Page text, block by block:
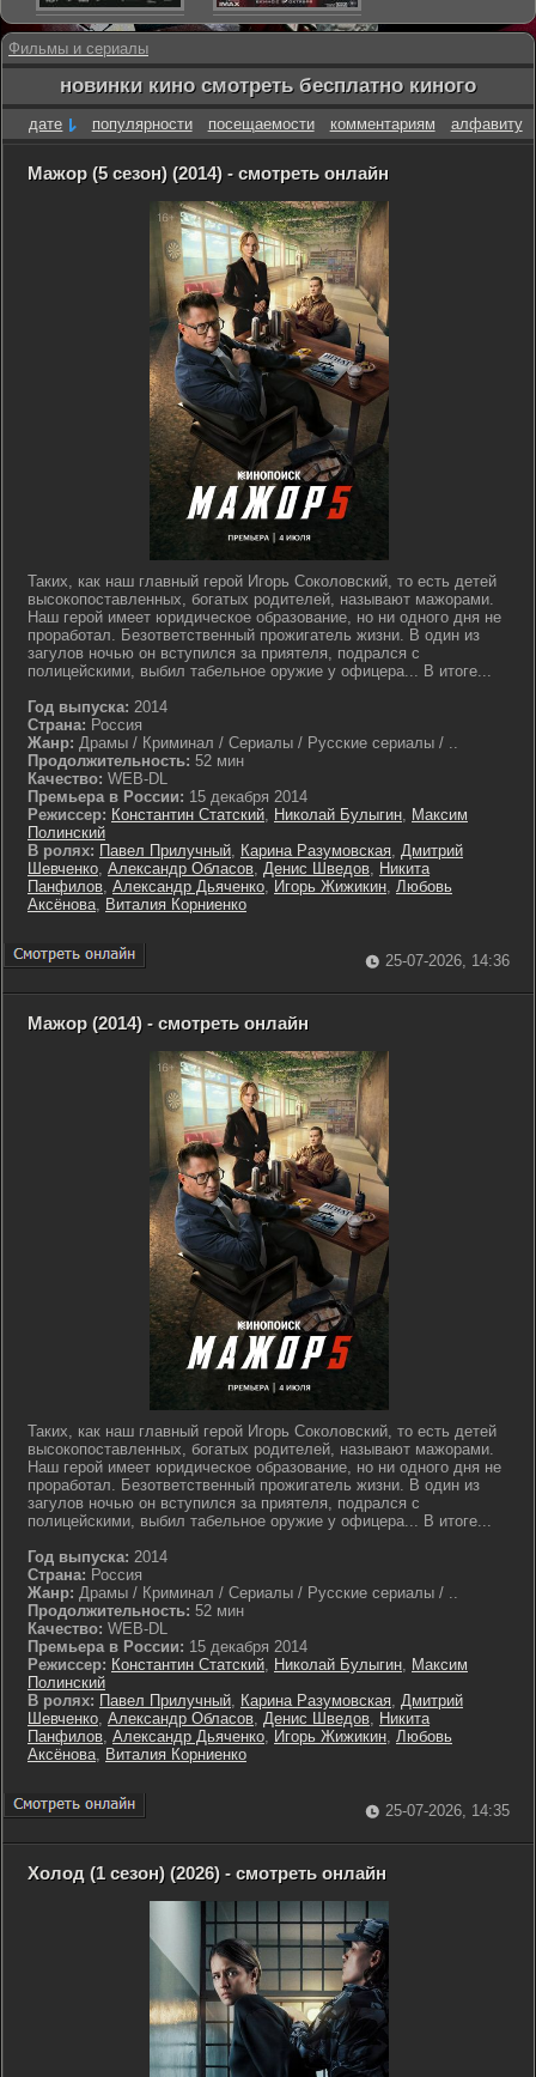
Фильмы и сериалы
новинки кино смотреть бесплатно киного
дате популярности посещаемости комментариям алфавиту
Мажор (5 сезон) (2014) - смотреть онлайн
Таких, как наш главный герой Игорь Соколовский, то есть детей
высокопоставленных, богатых родителей, называют мажорами.
Наш герой имеет юридическое образование, но ни одного дня не
проработал. Безответственный прожигатель жизни. В один из
загулов ночью он вступился за приятеля, подрался с
полицейскими, выбил табельное оружие у офицера... В итоге...
Год выпуска: 2014
Страна: Россия
Жанр: Драмы / Криминал / Сериалы / Русские сериалы / ..
Продолжительность: 52 мин
Качество: WEB-DL
Премьера в России: 15 декабря 2014
Режиссер: Константин Статский, Николай Булыгин, Максим
Полинский
В ролях: Павел Прилучный, Карина Разумовская, Дмитрий
Шевченко, Александр Обласов, Денис Шведов, Никита
Панфилов, Александр Дьяченко, Игорь Жижикин, Любовь
Аксёнова, Виталия Корниенко
25-07-2026, 14:36
Мажор (2014) - смотреть онлайн
Таких, как наш главный герой Игорь Соколовский, то есть детей
высокопоставленных, богатых родителей, называют мажорами.
Наш герой имеет юридическое образование, но ни одного дня не
проработал. Безответственный прожигатель жизни. В один из
загулов ночью он вступился за приятеля, подрался с
полицейскими, выбил табельное оружие у офицера... В итоге...
Год выпуска: 2014
Страна: Россия
Жанр: Драмы / Криминал / Сериалы / Русские сериалы / ..
Продолжительность: 52 мин
Качество: WEB-DL
Премьера в России: 15 декабря 2014
Режиссер: Константин Статский, Николай Булыгин, Максим
Полинский
В ролях: Павел Прилучный, Карина Разумовская, Дмитрий
Шевченко, Александр Обласов, Денис Шведов, Никита
Панфилов, Александр Дьяченко, Игорь Жижикин, Любовь
Аксёнова, Виталия Корниенко
25-07-2026, 14:35
Холод (1 сезон) (2026) - смотреть онлайн